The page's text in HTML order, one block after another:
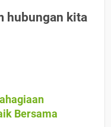
hubungan kita
Bersama